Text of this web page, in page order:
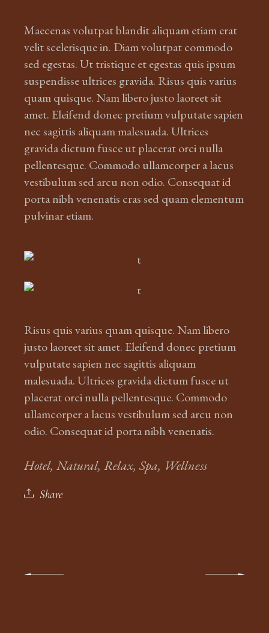
Maecenas volutpat blandit aliquam etiam erat
velit scelerisque in. Diam volutpat commodo
sed egestas. Ut tristique et egestas quis ipsum
suspendisse ultrices gravida. Risus quis varius
quam quisque. Nam libero justo laoreet sit
amet. Eleifend donec pretium vulputate sapien
nec sagittis aliquam malesuada. Ultrices
gravida dictum fusce ut placerat orci nulla
pellentesque. Commodo ullamcorper a lacus
vestibulum sed arcu non odio. Consequat id
porta nibh venenatis cras sed quam elementum
pulvinar etiam.
Risus quis varius quam quisque. Nam libero
justo laoreet sit amet. Eleifend donec pretium
vulputate sapien nec sagittis aliquam
malesuada. Ultrices gravida dictum fusce ut
placerat orci nulla pellentesque. Commodo
ullamcorper a lacus vestibulum sed arcu non
odio. Consequat id porta nibh venenatis.
Hotel Natural Relax Spa Wellness
Share